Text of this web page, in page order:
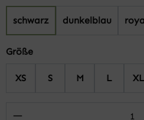
schwarz dunkelblau
Größeauswählen
XS S M L XL
Produkt Anzahl: Gib